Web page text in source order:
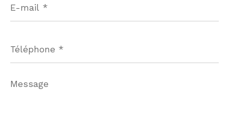
mail
*
*
Message
*